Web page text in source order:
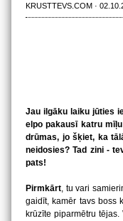
KRUSTTEVS.COM ·
Jau ilgāku laiku jūties
elpo pakausī katru
drūmas, jo šķiet, ka
neidosies? Tad zini -
pats!
Pirmkārt, tu vari
gaidīt, kamēr tavs boss
krūzīte piparmētru